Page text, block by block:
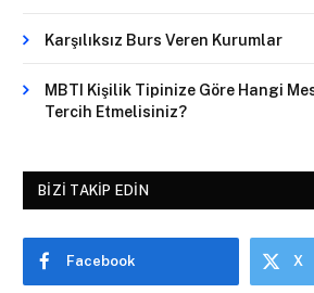
Karşılıksız Burs Veren Kurumlar
MBTI Kişilik Tipinize Göre Hangi
Tercih Etmelisiniz?
BIZI TAKIP EDIN
Facebook X